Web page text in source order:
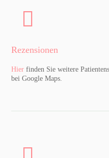
Rezensionen
Hier finden Sie weitere
bei Google Maps.